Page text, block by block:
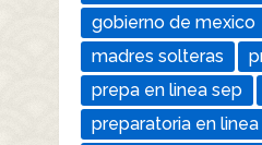
gobierno de mexico
madres solteras
prepa en linea sep
preparatoria en linea